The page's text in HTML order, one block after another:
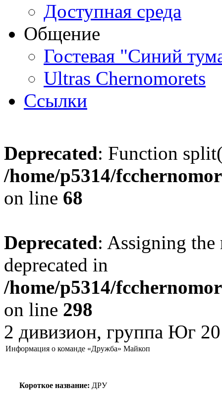
Доступная среда
Общение
Гостевая "Синий
Ultras Chernomorets
Ссылки
Deprecated: Function
/home/p5314/
on line 68
Deprecated: Assigning the
deprecated in
/home/p5314/
on line 298
2 дивизион, группа Юг
Информация о команде «Дружба» Майкоп
Короткое название: ДРУ